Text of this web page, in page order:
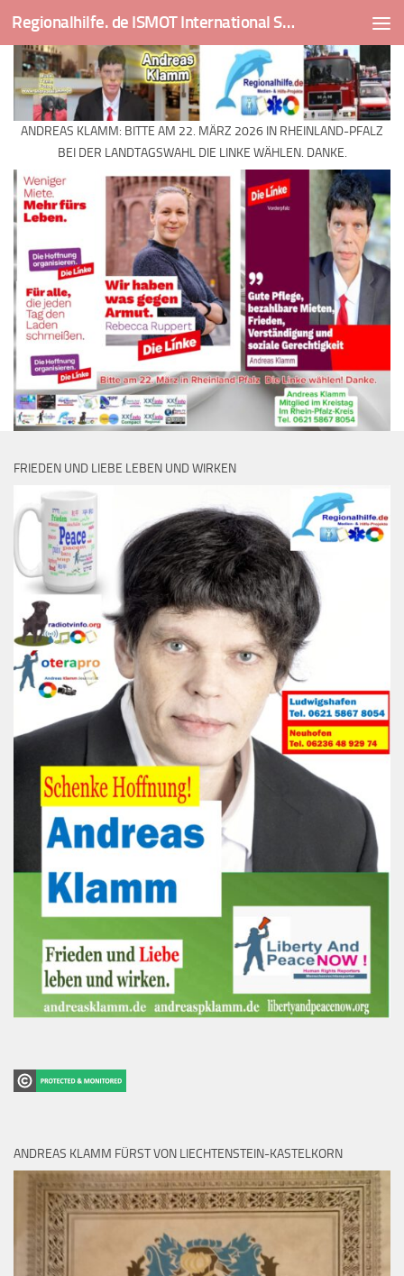
Skip to content Regionalhilfe. de ISMOT International Social And Medical Outreach Team
ANDREAS KLAMM: BITTE AM 22. MÄRZ 2026 IN RHEINLAND-PFALZ
BEI DER LANDTAGSWAHL DIE LINKE WÄHLEN. DANKE.
FRIEDEN UND LIEBE LEBEN UND WIRKEN
ANDREAS KLAMM FÜRST VON LIECHTENSTEIN-KASTELKORN